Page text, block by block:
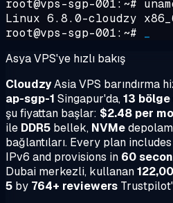
root@vps-sgp-001:~#
Linux 6.8.0-cloudzy
root@vps-sgp-001:~#
Asya VPS'ye hızlı bakış
CloudzyAsia VPS barındırma
ap-sgp-1 Singapur'da,13 bölge
şu fiyattan başlar: $2.48 per
ile DDR5 bellek, NVMe
bağlantıları. Every plan
IPv6 and provisions in 60
Dubai merkezli, kullanan
5 by 764+ reviewers